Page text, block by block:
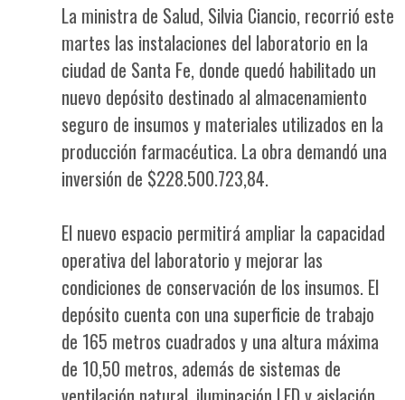
La ministra de Salud, Silvia Ciancio, recorrió este
martes las instalaciones del laboratorio en la
ciudad de Santa Fe, donde quedó habilitado un
nuevo depósito destinado al almacenamiento
seguro de insumos y materiales utilizados en la
producción farmacéutica. La obra demandó una
inversión de $228.500.723,84.
El nuevo espacio permitirá ampliar la capacidad
operativa del laboratorio y mejorar las
condiciones de conservación de los insumos. El
depósito cuenta con una superficie de trabajo
de 165 metros cuadrados y una altura máxima
de 10,50 metros, además de sistemas de